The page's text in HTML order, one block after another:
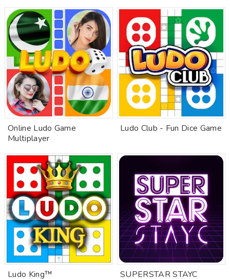
Online Ludo Game
Multiplayer
Ludo Club - Fun Dice Game
Ludo King™ SUPERSTAR STAYC